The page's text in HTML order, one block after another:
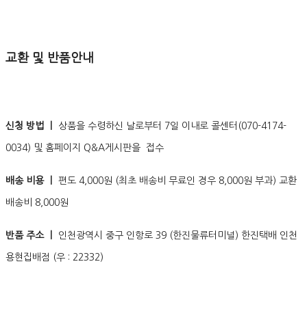
교환 및 반품안내
신청 방법 ㅣ 상품을 수령하신 날로부터 7일 이내로 콜센터(070-4174-
0034) 및 홈페이지 Q&A게시판을 접수
배송 비용 ㅣ 편도 4,000원 (최초 배송비 무료인 경우 8,000원 부과) 교환
배송비 8,000원
반품 주소 ㅣ 인천광역시 중구 인항로 39 (한진물류터미널) 한진택배 인천
용현집배점 (우 : 22332)